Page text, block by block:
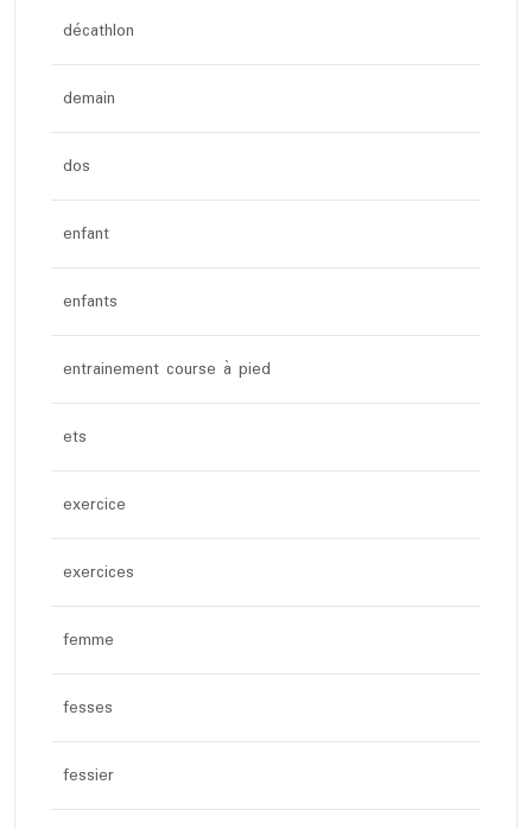
décathlon
demain
dos
enfant
enfants
entrainement course à pied
ets
exercice
exercices
femme
fesses
fessier